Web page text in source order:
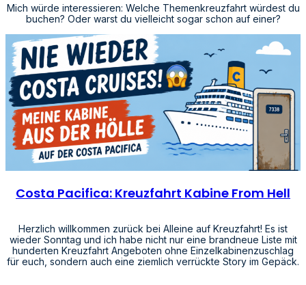
Mich würde interessieren: Welche Themenkreuzfahrt würdest du
buchen? Oder warst du vielleicht sogar schon auf einer?
Costa Pacifica: Kreuzfahrt Kabine From Hell
Herzlich willkommen zurück bei Alleine auf Kreuzfahrt! Es ist
wieder Sonntag und ich habe nicht nur eine brandneue Liste mit
hunderten Kreuzfahrt Angeboten ohne Einzelkabinenzuschlag
für euch, sondern auch eine ziemlich verrückte Story im Gepäck.